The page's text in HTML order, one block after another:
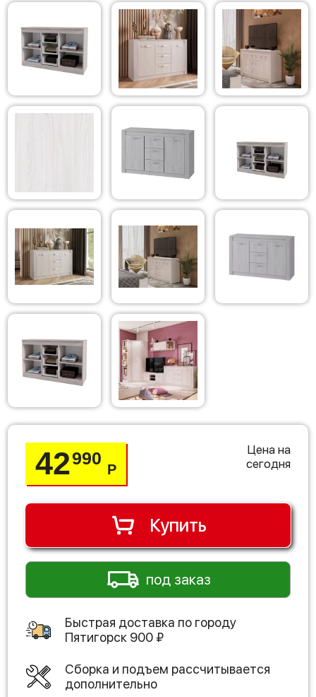
42990
Р
Цена на
сегодня
Купить
под заказ
Быстрая доставка по городу
Пятигорск 900 ₽
Сборка и подъем рассчитывается
дополнительно